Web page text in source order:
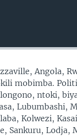
Angola,
mobimba.
ntoki,
Lubumbashi,
Kolwezi,
Sankuru, Lodja,